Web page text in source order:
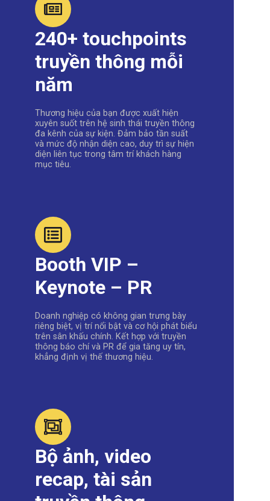
240+ touchpoints
truyền thông mỗi
năm
Thương hiệu của bạn được xuất hiện
xuyên suốt trên hệ sinh thái truyền thông
đa kênh của sự kiện. Đảm bảo tần suất
và mức độ nhận diện cao, duy trì sự hiện
diện liên tục trong tâm trí khách hàng
mục tiêu.
Booth VIP –
Keynote – PR
Doanh nghiệp có không gian trưng bày
riêng biệt, vị trí nổi bật và cơ hội phát biểu
trên sân khấu chính. Kết hợp với truyền
thông báo chí và PR để gia tăng uy tín,
khẳng định vị thế thương hiệu.
Bộ ảnh, video
recap, tài sản